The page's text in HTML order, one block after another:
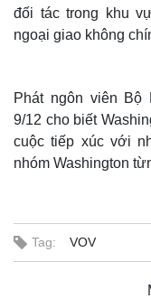
đối tác trong khu
ngoại giao không
Phát ngôn viên Bộ
9/12 cho biết
cuộc tiếp xúc với
nhóm Washington
Tag: VOV